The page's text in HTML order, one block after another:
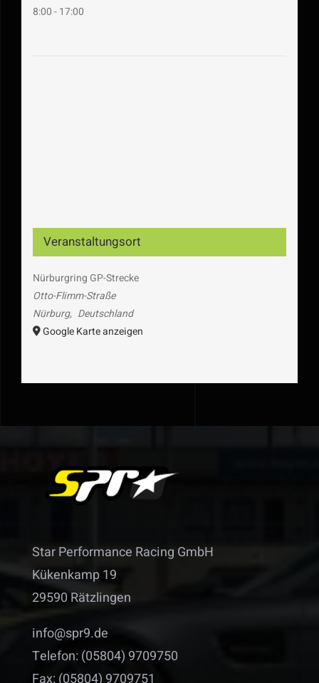
8:00 - 17:00
Veranstaltungsort
Nürburgring GP-Strecke
Otto-Flimm-Straße
Nürburg, Deutschland
Google Karte anzeigen
Star Performance Racing GmbH
Kükenkamp 19
29590 Rätzlingen
info@spr9.de
Telefon: (05804) 9709750
Fax: (05804) 9709751